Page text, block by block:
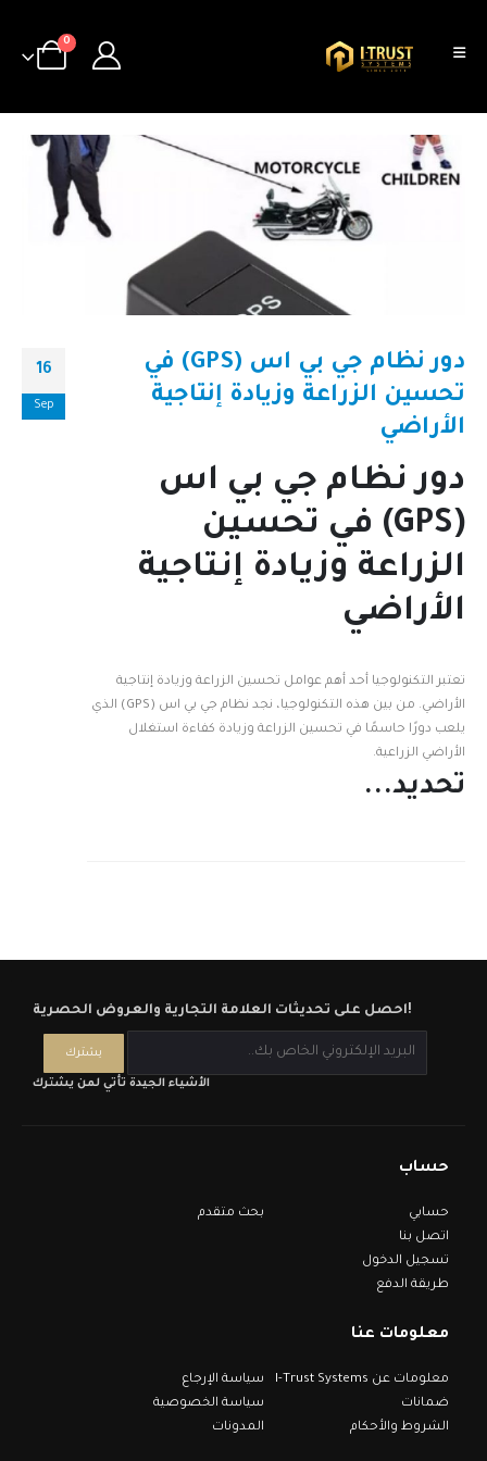
0
16
Sep
دور نظام جي بي اس (GPS) في
تحسين الزراعة وزيادة إنتاجية
الأراضي
دور نظام جي بي اس
(GPS) في تحسين
الزراعة وزيادة إنتاجية
الأراضي
تعتبر التكنولوجيا أحد أهم عوامل تحسين الزراعة وزيادة إنتاجية
الأراضي. من بين هذه التكنولوجيا، نجد نظام جي بي اس (GPS) الذي
يلعب دورًا حاسمًا في تحسين الزراعة وزيادة كفاءة استغلال
الأراضي الزراعية.
تحديد...
احصل على تحديثات العلامة التجارية والعروض الحصرية!
الأشياء الجيدة تأتي لمن يشترك
حساب
حسابي
اتصل بنا
تسجيل الدخول
طريقة الدفع
بحث متقدم
معلومات عنا
معلومات عن I-Trust Systems
ضمانات
الشروط والأحكام
سياسة الإرجاع
سياسة الخصوصية
المدونات